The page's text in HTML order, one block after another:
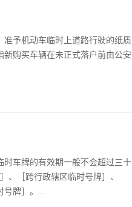
准予机动车临时上道路行驶的纸质
购买车辆在未正式落户前由公安
车牌的有效期一般不会超过三十
、［跨行政辖区临时号牌］、
号牌］。...